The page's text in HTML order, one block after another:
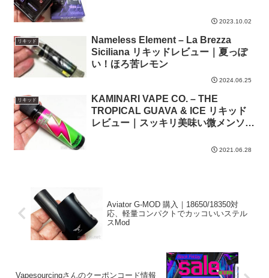
2023.10.02
リキッド
Nameless Element – La Brezza
Siciliana リキッドレビュー｜夏っぽ
い！ほろ苦レモン
2024.06.25
リキッド
KAMINARI VAPE CO. – THE
TROPICAL GUAVA & ICE リキッド
レビュー｜スッキリ美味い微メンソー
2021.06.28
Aviator G-MOD 購入｜18650/18350対
応、軽量コンパクトでカッコいいステル
スMod
Vapesourcingさんのクーポンコード情報